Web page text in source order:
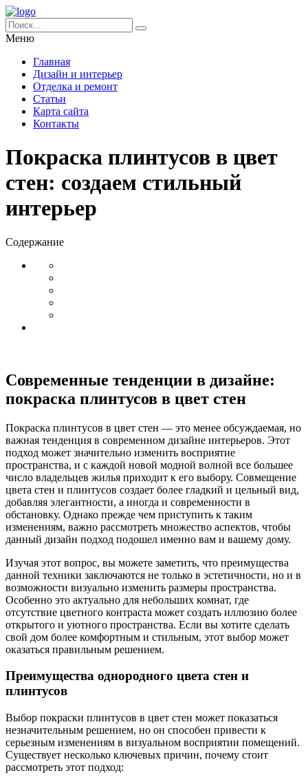
Меню
Главная
Дизайн и интерьер
Отделка и ремонт
Статьи
Карта сайта
Контакты
Покраска плинтусов в цвет
стен: создаем стильный
интерьер
Содержание
Современные тенденции в дизайне:
покраска плинтусов в цвет стен
Покраска плинтусов в цвет стен — это менее обсуждаемая, но
важная тенденция в современном дизайне интерьеров. Этот
подход может значительно изменить восприятие
пространства, и с каждой новой модной волной все большее
число владельцев жилья приходит к его выбору. Совмещение
цвета стен и плинтусов создает более гладкий и цельный вид,
добавляя элегантности, а иногда и современности в
обстановку. Однако прежде чем приступить к таким
изменениям, важно рассмотреть множество аспектов, чтобы
данный дизайн подход подошел именно вам и вашему дому.
Изучая этот вопрос, вы можете заметить, что преимущества
данной техники заключаются не только в эстетичности, но и в
возможности визуально изменить размеры пространства.
Особенно это актуально для небольших комнат, где
отсутствие цветного контраста может создать иллюзию более
открытого и уютного пространства. Если вы хотите сделать
свой дом более комфортным и стильным, этот выбор может
оказаться правильным решением.
Преимущества однородного цвета стен и
плинтусов
Выбор покраски плинтусов в цвет стен может показаться
незначительным решением, но он способен привести к
серьезным изменениям в визуальном восприятии помещений.
Существует несколько ключевых причин, почему стоит
рассмотреть этот подход: